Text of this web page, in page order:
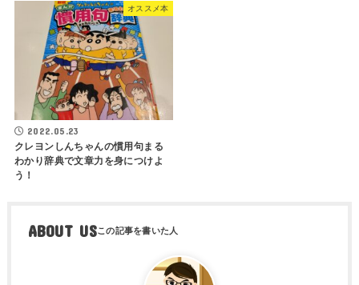
オススメ本
2022.05.23
クレヨンしんちゃんの慣用句まる
わかり辞典で文章力を身につけよ
う！
ABOUT US